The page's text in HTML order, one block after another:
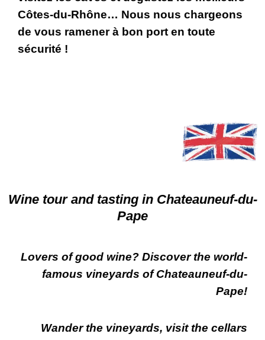
Côtes-du-Rhône… Nous nous chargeons
de vous ramener à bon porten toute
sécurité !
Wine tour and tasting in Chateauneuf-du-
Pape
Lovers of good wine? Discover the world-
famous vineyards of Chateauneuf-du-
Pape!
Wander the vineyards, visit the cellars